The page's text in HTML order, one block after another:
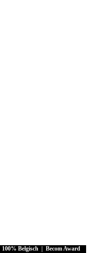
100% Belgisch | Becom Award